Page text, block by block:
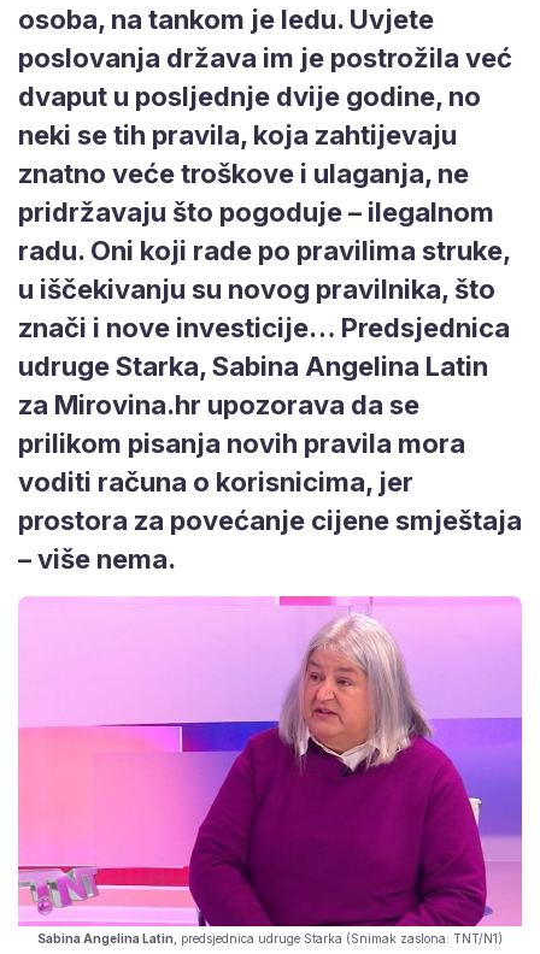
osoba, na tankom je ledu. Uvjete
poslovanja država im je postrožila već
dvaput u posljednje dvije godine, no
neki se tih pravila, koja zahtijevaju
znatno veće troškove i ulaganja, ne
pridržavaju što pogoduje – ilegalnom
radu. Oni koji rade po pravilima struke,
u iščekivanju su novog pravilnika, što
znači i nove investicije… Predsjednica
udruge Starka, Sabina Angelina Latin
za Mirovina.hr upozorava da se
prilikom pisanja novih pravila mora
voditi računa o korisnicima, jer
prostora za povećanje cijene smještaja
– više nema.
Sabina Angelina Latin , predsjednica udruge Starka (Snimak zaslona: TNT/N1)